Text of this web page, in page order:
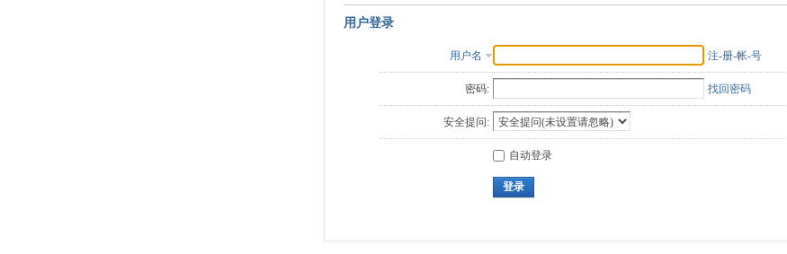
用户登录
用户名 注-册-帐-号
密码: 找回密码
安全提问:
自动登录
登录